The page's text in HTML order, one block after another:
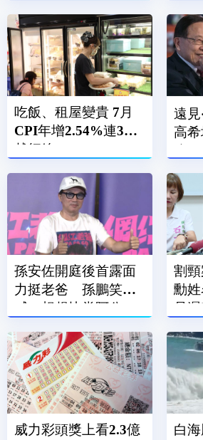
吃飯、租屋變貴 7月
CPI年增2.54%連3月
越紅線
遠見
高
孫安佐開庭後首露面
力挺老爸 孫鵬笑
喊：想趕快當阿公
割
勳
是
威力彩頭獎上看2.3億 白